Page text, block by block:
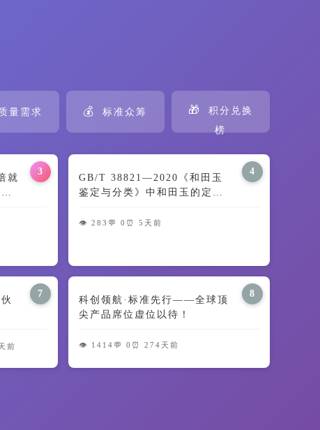
量需求 💰 标准众筹 🎁
积分兑换
榜
3
就
4
GB/T 38821—2020《和田玉
鉴定与分类》中和田玉的定义
👁️ 283 💬 0 ⏰ 5天前
7
前
8
科创领航·标准先行——全球顶
尖产品席位虚位以待！
👁️ 1414 💬 0 ⏰ 274天前